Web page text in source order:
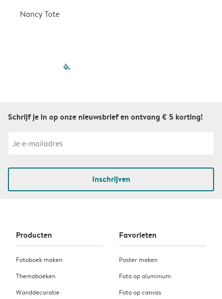
Nancy Tote
filled-pagination
Schrijf je in op onze nieuwsbrief en ontvang € 5 korting!
Inschrijven
Producten
Fotoboek maken
Themaboeken
Wanddecoratie
Favorieten
Poster maken
Foto op aluminium
Foto op canvas